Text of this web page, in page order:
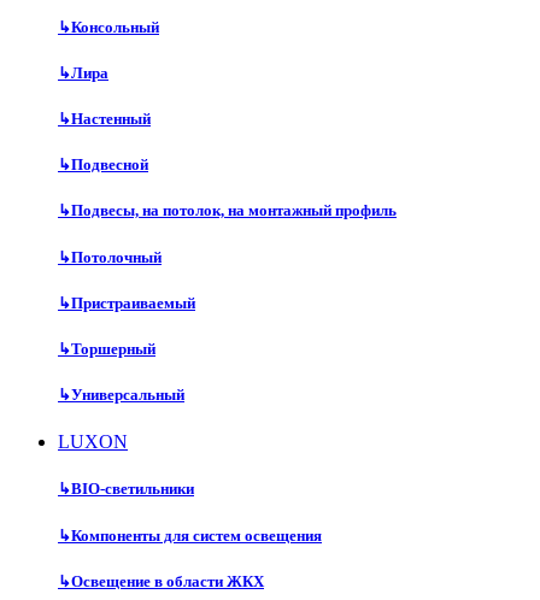
↳Консольный
↳Лира
↳Настенный
↳Подвесной
↳Подвесы, на потолок, на монтажный профиль
↳Потолочный
↳Пристраиваемый
↳Торшерный
↳Универсальный
LUXON
↳BIO-светильники
↳Компоненты для систем освещения
↳Освещение в области ЖКХ